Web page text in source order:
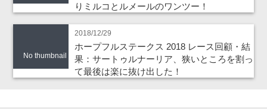
りミルコとルメールのワンツー！
No thumbnail
2018/12/29
ホープフルステークス 2018 レース回顧・結
果：サートゥルナーリア、狭いところを割っ
て最後は楽に抜け出した！